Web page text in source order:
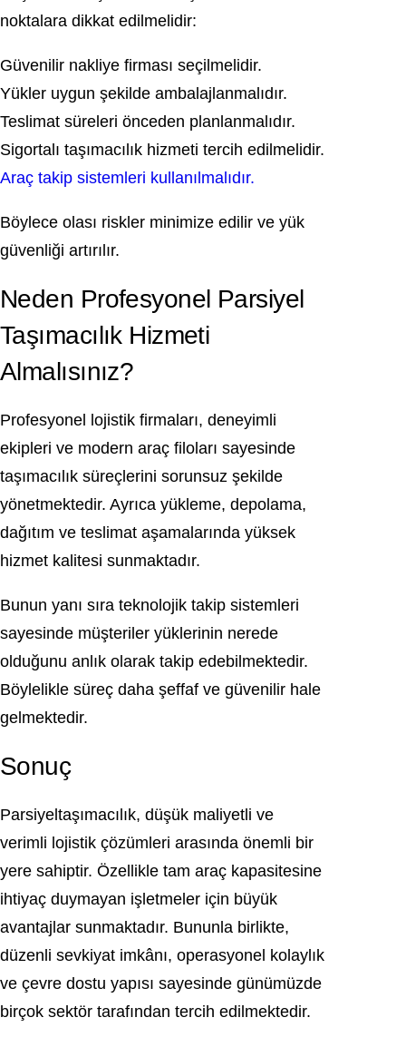
noktalara dikkat edilmelidir:
Güvenilir nakliye firması seçilmelidir.
Yükler uygun şekilde ambalajlanmalıdır.
Teslimat süreleri önceden planlanmalıdır.
Sigortalı taşımacılık hizmeti tercih edilmelidir.
Araç takip sistemleri kullanılmalıdır.
Böylece olası riskler minimize edilir ve yük
güvenliği artırılır.
Neden Profesyonel Parsiyel
Taşımacılık Hizmeti
Almalısınız?
Profesyonel lojistik firmaları, deneyimli
ekipleri ve modern araç filoları sayesinde
taşımacılık süreçlerini sorunsuz şekilde
yönetmektedir. Ayrıca yükleme, depolama,
dağıtım ve teslimat aşamalarında yüksek
hizmet kalitesi sunmaktadır.
Bunun yanı sıra teknolojik takip sistemleri
sayesinde müşteriler yüklerinin nerede
olduğunu anlık olarak takip edebilmektedir.
Böylelikle süreç daha şeffaf ve güvenilir hale
gelmektedir.
Sonuç
Parsiyeltaşımacılık, düşük maliyetli ve
verimli lojistik çözümleri arasında önemli bir
yere sahiptir. Özellikle tam araç kapasitesine
ihtiyaç duymayan işletmeler için büyük
avantajlar sunmaktadır. Bununla birlikte,
düzenli sevkiyat imkânı, operasyonel kolaylık
ve çevre dostu yapısı sayesinde günümüzde
birçok sektör tarafından tercih edilmektedir.